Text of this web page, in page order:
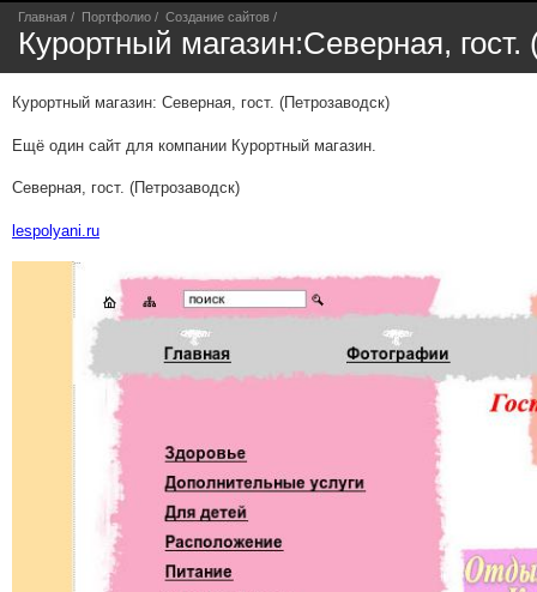
Главная Портфолио Создание сайтов
Курортный магазин:Северная, гост.
Курортный магазин: Северная, гост. (Петрозаводск)
Ещё один сайт для компании Курортный магазин.
Северная, гост. (Петрозаводск)
lespolyani.ru